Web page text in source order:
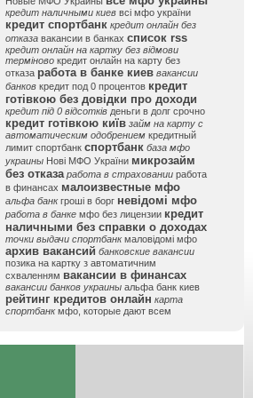
кредит наличными киев всі мфо україни
кредит спортбанк кредит онлайн без
отказа вакансии в банках список rss
кредит онлайн на картку без відмови
терміново кредит онлайн на карту без
отказа работа в банке киев вакансии
банков кредит под 0 процентов кредит
готівкою без довідки про доходи
кредит під 0 відсотків деньги в долг срочно
кредит готівкою київ займ на карту с
автоматическим одобрением кредитный
лимит спортбанк спортбанк база мфо
украины Нові МФО України микрозайм
без отказа работа в страховании работа
в финансах малоизвестные мфо
альфа банк гроші в борг невідомі мфо
работа в банке мфо без лицензии кредит
наличными без справки о доходах
точки выдачи спортбанк маловідомі мфо
архив вакансий банковские вакансии
позика на картку з автоматичним
схваленням вакансии в финансах
вакансии банков украины альфа банк киев
рейтинг кредитов онлайн карта
спортбанк мфо, которые дают всем